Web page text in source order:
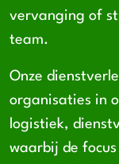
vervanging of
team.
Onze
organisaties in
logistiek,
waarbij de